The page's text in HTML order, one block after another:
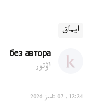
ايماق
без автора
اۆتور
12:24, 07 تامىز 2026